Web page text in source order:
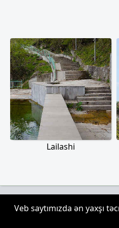
Lailashi
Hər
Veb saytımızda ən yaxşı